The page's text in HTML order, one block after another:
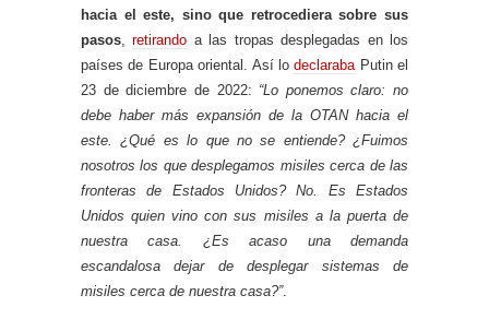
hacia el este, sino que retrocediera sobre sus
pasos ,retirando a las tropas desplegadas en los
países de Europa oriental. Así lodeclaraba Putin el
23 de diciembre de 2022: “Lo ponemos claro: no
debe haber más expansión de la OTAN hacia el
este. ¿Qué es lo que no se entiende? ¿Fuimos
nosotros los que desplegamos misiles cerca de las
fronteras de Estados Unidos? No. Es Estados
Unidos quien vino con sus misiles a la puerta de
nuestra casa. ¿Es acaso una demanda
escandalosa dejar de desplegar sistemas de
misiles cerca de nuestra casa?”.